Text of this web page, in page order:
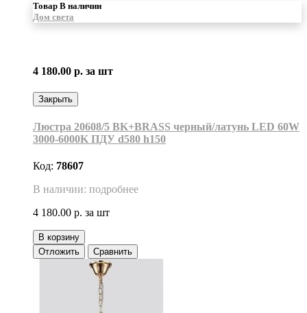
Товар В наличии
Дом света
4 180.00 р. за шт
Закрыть
Люстра 20608/5 BK+BRASS черный/латунь LED 60W
3000-6000K ПДУ d580 h150
Код: 78607
В наличии: подробнее
4 180.00 р. за шт
В корзину
Отложить
Сравнить